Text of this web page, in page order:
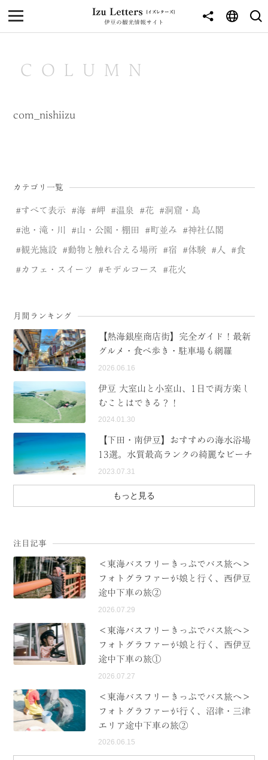
伊豆の観光情報サイト
MENU
NEWS
JOURNEY
南伊豆
中伊豆
CATEGORY
温泉 花
池・滝・川 山・公園・棚田
町並み 観光施設
動物と触れ合える場所
神社仏閣 食
人
宿
MODEL COURSE
EVENT
COLUMN
COLUMN
com_nishiizu
カテゴリ一覧
すべて表示 海 岬 温泉 花 洞窟・島
池・滝・川 山・公園・棚田 町並み 神社仏閣
観光施設 動物と触れ合える場所 宿 体験 人 食
カフェ・スイーツ モデルコース 花火
月間ランキング
【熱海銀座商店街】完全ガイド！最新
グルメ・食べ歩き・駐車場も網羅
2026.06.16
伊豆 大室山と小室山、1日で両方楽し
むことはできる？！
2024.01.30
【下田・南伊豆】おすすめの海水浴場
13選。水質最高ランクの綺麗なビーチ
2023.07.31
もっと見る
注目記事
＜東海バスフリーきっぷでバス旅へ＞
フォトグラファーが娘と行く、西伊豆
途中下車の旅②
2026.07.29
＜東海バスフリーきっぷでバス旅へ＞
フォトグラファーが娘と行く、西伊豆
途中下車の旅①
2026.07.27
＜東海バスフリーきっぷでバス旅へ＞
フォトグラファーが行く、沼津・三津
エリア途中下車の旅②
2026.06.15